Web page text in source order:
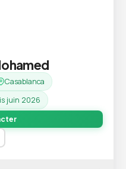
Casablanca
juin 2026